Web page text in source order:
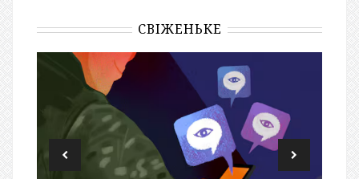
СВІЖЕНЬКЕ